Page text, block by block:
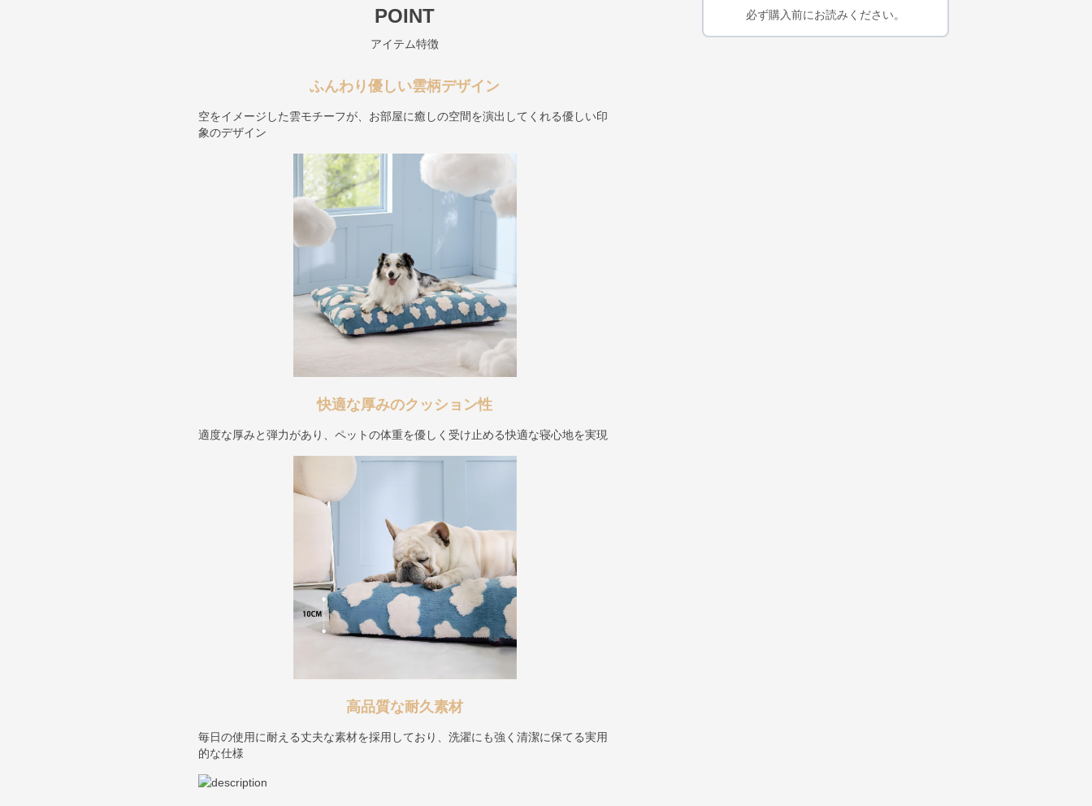
POINT
アイテム特徴
ふんわり優しい雲柄デザイン
空をイメージした雲モチーフが、お部屋に癒しの空間を演出してくれる優しい印
象のデザイン
快適な厚みのクッション性
適度な厚みと弾力があり、ペットの体重を優しく受け止める快適な寝心地を実現
高品質な耐久素材
毎日の使用に耐える丈夫な素材を採用しており、洗濯にも強く清潔に保てる実用
的な仕様
必ず購入前にお読みください。